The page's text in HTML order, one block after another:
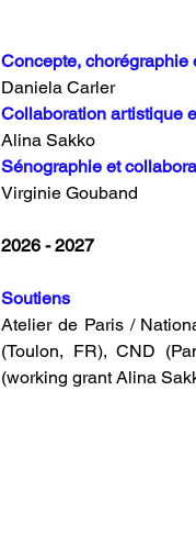
Concepte, chorégraphie
Daniela Carler
Collaboration artistique
Alina Sakko
Sénographie et
Virginie Gouband
2026 - 2027
Soutiens
Atelier de Paris /
(Toulon, FR), CND
(working grant Alina